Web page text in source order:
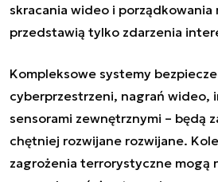
skracania wideo i porządkowania
przedstawią tylko zdarzenia
Kompleksowe systemy
cyberprzestrzeni, nagrań wideo,
sensorami zewnętrznymi – będą
chętniej rozwijane rozwijane.
zagrożenia terrorystyczne mogą